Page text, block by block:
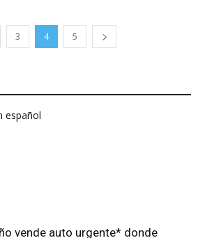
3 4 5
español
vende auto urgente* donde